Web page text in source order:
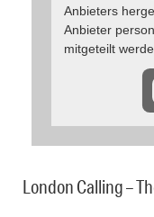
Anbieters
Anbieter
mitgeteilt
London Calling –